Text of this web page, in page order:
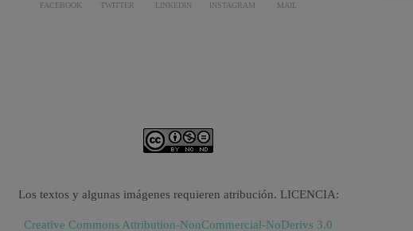
FACEBOOK TWITTER LINKEDIN INSTAGRAM MAIL
Los textos y algunas imágenes requieren atribución. LICENCIA:
Creative Commons Attribution-NonCommercial-NoDerivs 3.0